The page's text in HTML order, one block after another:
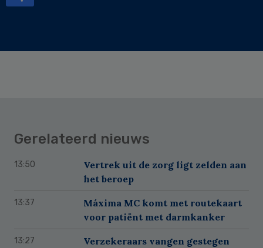
Gerelateerd nieuws
13:50
Vertrek uit de zorg ligt zelden aan
het beroep
13:37
Máxima MC komt met routekaart
voor patiënt met darmkanker
13:27
Verzekeraars vangen gestegen